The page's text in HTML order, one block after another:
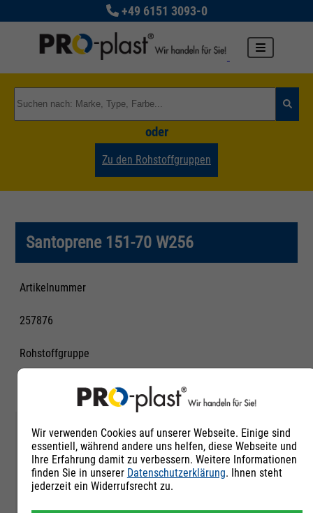
+49 6151 3093-0
oder
Zu den Rohstoffgruppen
Santoprene 151-70 W256
Artikelnummer
257876
Rohstoffgruppe
Polyurethan und
Neuware
Untergruppe
Wir verwenden Cookies auf unserer Webseite. Einige sind
essentiell, während andere uns helfen, diese Webseite und
Ihre Erfahrung damit zu verbessern. Weitere Informationen
finden Sie in unserer Datenschutzerklärung. Ihnen steht
jederzeit ein Widerrufsrecht zu.